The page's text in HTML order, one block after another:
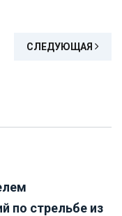
СЛЕДУЮЩАЯ
по стрельбе из